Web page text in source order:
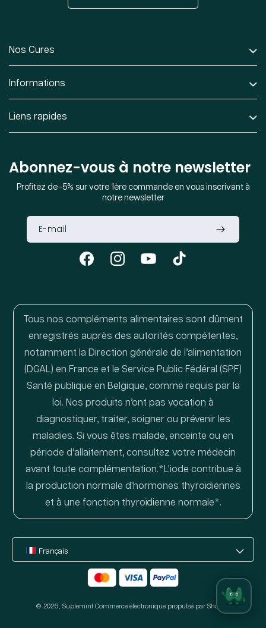
Nos Cures
Informations
Liens rapides
Abonnez-vous à notre newsletter
Profitez de -5% sur votre 1ère commande en vous inscrivant à
notre newsletter
FacebookInstagramYouTube TikTok
Tous nos compléments alimentaires sont dûment
enregistrés auprès des autorités compétentes,
notamment la Direction générale de l’alimentation
(DGAL) en France et le Service Public Fédéral (SPF)
Santé publique en Belgique, comme requis par la
loi. Nos produits n’ont pas vocation à
diagnostiquer, traiter, soigner ou prévenir les
maladies. Si vous êtes malade, enceinte ou en
période d’allaitement, consultez votre médecin
avant toute complémentation.*L'iode contribue à
la production normale d'hormones thyroïdiennes
et à une fonction thyroïdienne normale*.
Français
Moyens
paiement
© 2026, Suplemint Commerce électronique propulsé par Shopify